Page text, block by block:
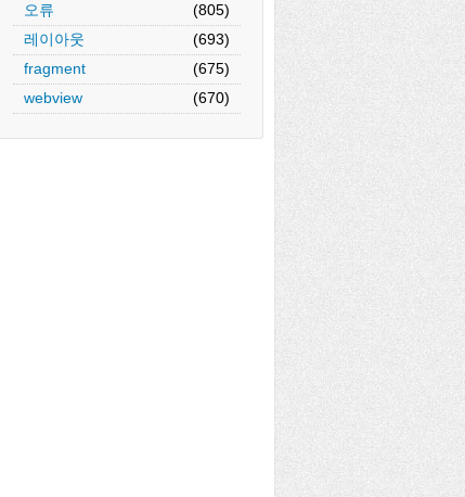
오류
(805)
레이아웃
(693)
fragment
(675)
webview
(670)